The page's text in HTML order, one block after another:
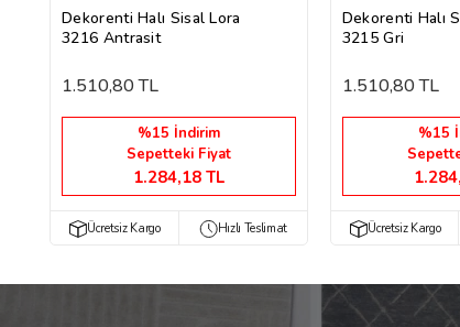
Dekorenti Halı Sisal Lora
3216 Antrasit
1.510,80 TL
%15 İndirim
Sepetteki Fiyat
1.284,18 TL
Ücretsiz Kargo Hızlı Teslimat
Dekorenti Halı
3215 Gri
1.510,80 TL
%15
Ücretsiz Kargo